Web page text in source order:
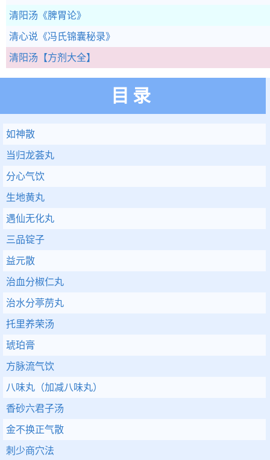
清阳汤 《脾胃论》
清心说 《冯氏锦囊秘录》
清阳汤 【方剂大全】
目录
如神散
当归龙荟丸
分心气饮
生地黄丸
遇仙无化丸
三品锭子
益元散
治血分椒仁丸
治水分葶苈丸
托里养荣汤
琥珀膏
方脉流气饮
八味丸（加减八味丸）
香砂六君子汤
金不换正气散
刺少商穴法